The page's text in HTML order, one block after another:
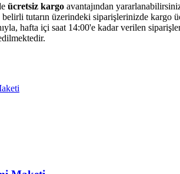
ücretsiz kargo avantajından
belirli tutarın üzerindeki siparişlerinizde kargo
hafta içi saat 14:00'e kadar verilen